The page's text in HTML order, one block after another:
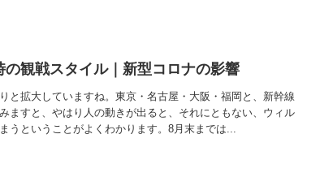
観戦スタイル｜新型コロナの影響
と拡大していますね。東京・名古屋・大阪・福岡と、新幹線
ますと、やはり人の動きが出ると、それにともない、ウィル
うということがよくわかります。8月末までは...